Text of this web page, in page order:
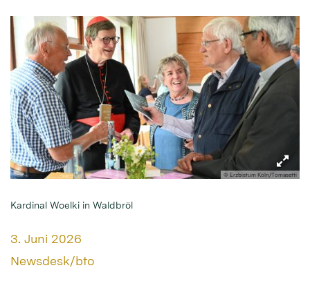
© Erzbistum Köln/Tomasetti
Kardinal Woelki in Waldbröl
Datum:
3. Juni 2026
Von:
Newsdesk/bto